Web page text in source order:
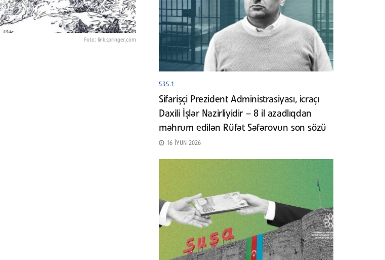
Foto: link.springer.com
535.1
Sifarişçi Prezident Administrasiyası, icraçı
Daxili İşlər Nazirliyidir – 8 il azadlıqdan
məhrum edilən Rüfət Səfərovun son sözü
16 İYUN 2026